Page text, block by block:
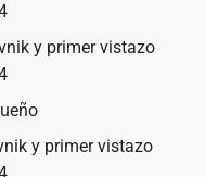
y primer vistazo
y primer vistazo